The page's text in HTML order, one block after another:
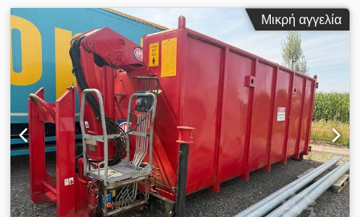
Μικρή αγγελία